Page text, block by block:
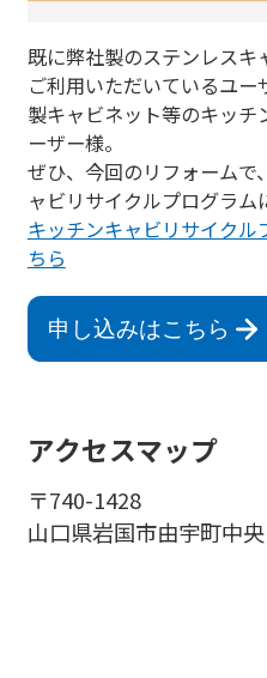
既に弊社製のステンレスキ
ご利用いただいているユ
製キャビネット等のキッチ
ーザー様。
ぜひ、今回のリフォームで
ャビリサイクルプログラム
キッチンキャビリサイクル
ちら
申し込みはこちら
アクセスマップ
〒740-1428
山口県岩国市由宇町中